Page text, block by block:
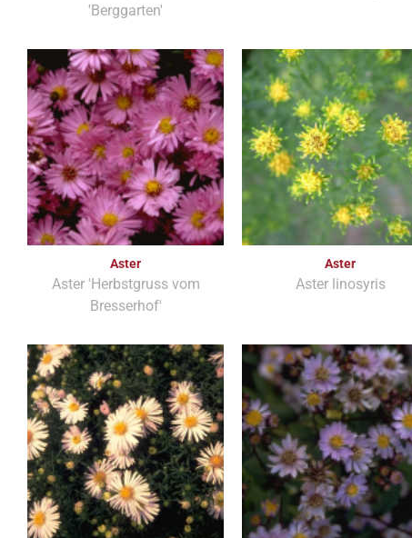
'Berggarten'
Aster
Aster 'Herbstgruss vom
Bresserhof'
Aster
Aster linosyris